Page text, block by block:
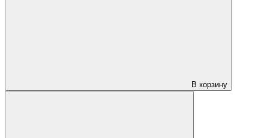
В корзину